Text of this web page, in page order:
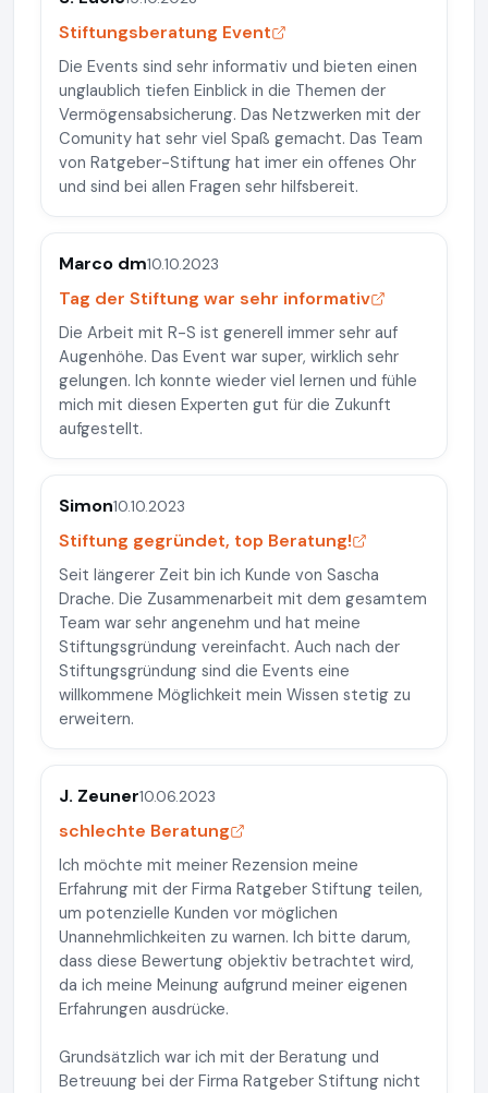
Stiftungsberatung Event
Die Events sind sehr informativ und bieten einen
unglaublich tiefen Einblick in die Themen der
Vermögensabsicherung. Das Netzwerken mit der
Comunity hat sehr viel Spaß gemacht. Das Team
von Ratgeber-Stiftung hat imer ein offenes Ohr
und sind bei allen Fragen sehr hilfsbereit.
Marco dm10.10.2023
Tag der Stiftung war sehr informativ
Die Arbeit mit R-S ist generell immer sehr auf
Augenhöhe. Das Event war super, wirklich sehr
gelungen. Ich konnte wieder viel lernen und fühle
mich mit diesen Experten gut für die Zukunft
aufgestellt.
Simon10.10.2023
Stiftung gegründet, top Beratung!
Seit längerer Zeit bin ich Kunde von Sascha
Drache. Die Zusammenarbeit mit dem gesamtem
Team war sehr angenehm und hat meine
Stiftungsgründung vereinfacht. Auch nach der
Stiftungsgründung sind die Events eine
willkommene Möglichkeit mein Wissen stetig zu
erweitern.
J. Zeuner10.06.2023
schlechte Beratung
Ich möchte mit meiner Rezension meine
Erfahrung mit der Firma Ratgeber Stiftung teilen,
um potenzielle Kunden vor möglichen
Unannehmlichkeiten zu warnen. Ich bitte darum,
dass diese Bewertung objektiv betrachtet wird,
da ich meine Meinung aufgrund meiner eigenen
Erfahrungen ausdrücke.
Grundsätzlich war ich mit der Beratung und
Betreuung bei der Firma Ratgeber Stiftung nicht